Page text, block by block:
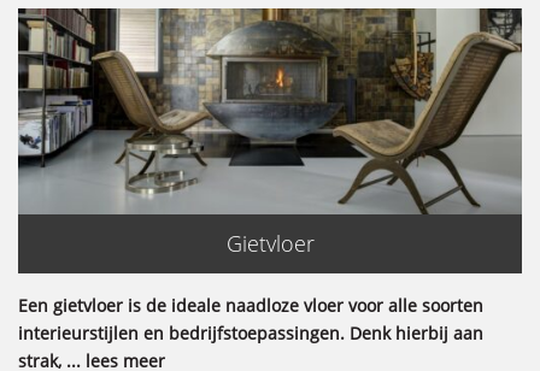
Gietvloer
Een gietvloer is de ideale naadloze vloer voor alle soorten
interieurstijlen en bedrijfstoepassingen. Denk hierbij aan
strak, ... lees meer